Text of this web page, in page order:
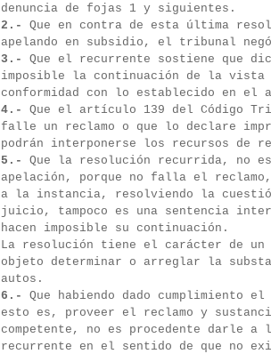
denuncia de fojas 1 y siguientes.
2.-
Que en contra de esta última
apelando en subsidio, el tribunal
3.-
Que el recurrente sostiene que
imposible la continuación de la vista
conformidad con lo establecido en
4.-
Que el artículo 139 del Código
falle un reclamo o que lo declare
podrán interponerse los recursos de
5.-
Que la resolución recurrida, no
apelación, porque no falla el
a la instancia, resolviendo la
juicio, tampoco es una sentencia
hacen imposible su continuación.
La resolución tiene el carácter de un
objeto determinar o arreglar la
autos.
6.-
Que habiendo dado cumplimiento
esto es, proveer el reclamo y
competente, no es procedente darle
recurrente en el sentido de que no